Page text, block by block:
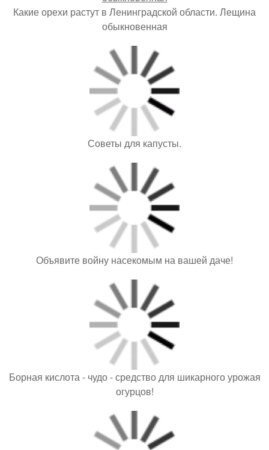
Какие орехи растут в Ленинградской области. Лещина
обыкновенная
Советы для капусты.
Объявите войну насекомым на вашей даче!
Борная кислота - чудо - средство для шикарного урожая
огурцов!